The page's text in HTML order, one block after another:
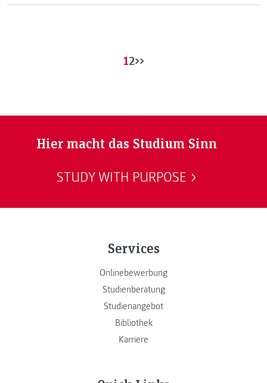
12>>
Hier macht das Studium Sinn
STUDY WITH PURPOSE
Services
Onlinebewerbung
Studienberatung
Studienangebot
Bibliothek
Karriere